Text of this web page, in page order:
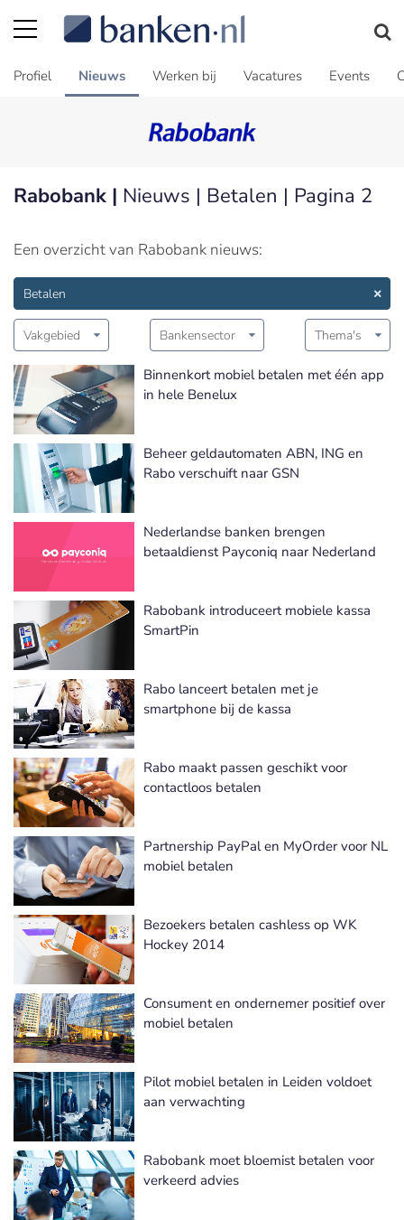
Profiel Nieuws Werken bij Vacatures Events
Rabobank | Nieuws | Betalen | Pagina 2
Een overzicht van Rabobank nieuws:
Betalen
Vakgebied Bankensector Thema's
Binnenkort mobiel betalen met één app
in hele Benelux
Beheer geldautomaten ABN, ING en
Rabo verschuift naar GSN
Nederlandse banken brengen
betaaldienst Payconiq naar Nederland
Rabobank introduceert mobiele kassa
SmartPin
Rabo lanceert betalen met je
smartphone bij de kassa
Rabo maakt passen geschikt voor
contactloos betalen
Partnership PayPal en MyOrder voor NL
mobiel betalen
Bezoekers betalen cashless op WK
Hockey 2014
Consument en ondernemer positief over
mobiel betalen
Pilot mobiel betalen in Leiden voldoet
aan verwachting
Rabobank moet bloemist betalen voor
verkeerd advies